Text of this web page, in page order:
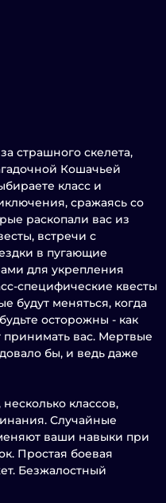
страшного скелета,
Кошачьей
класс и
сражаясь со
раскопали вас из
встречи с
в пугающие
для укрепления
специфические квесты
будут меняться, когда
осторожны - как
принимать вас. Мертвые
бы, и ведь даже
классов,
Случайные
ваши навыки при
Простая боевая
Безжалостный